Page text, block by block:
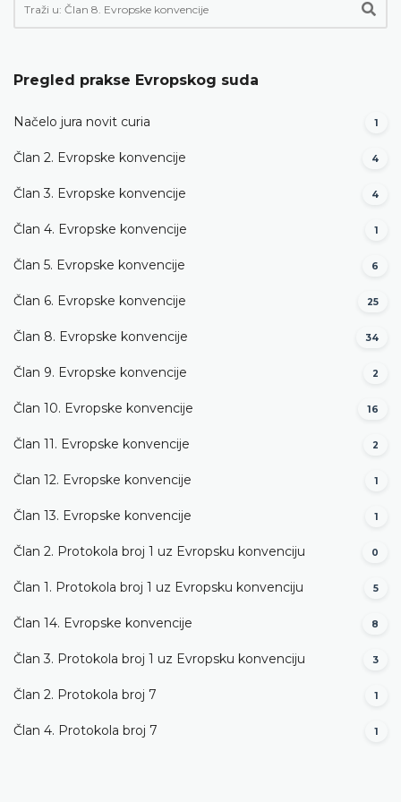
Pregled prakse Evropskog suda
Načelo jura novit curia 1
Član 2. Evropske konvencije 4
Član 3. Evropske konvencije 4
Član 4. Evropske konvencije 1
Član 5. Evropske konvencije 6
Član 6. Evropske konvencije 25
Član 8. Evropske konvencije 34
Član 9. Evropske konvencije 2
Član 10. Evropske konvencije 16
Član 11. Evropske konvencije 2
Član 12. Evropske konvencije 1
Član 13. Evropske konvencije 1
Član 2. Protokola broj 1 uz Evropsku konvenciju 0
Član 1. Protokola broj 1 uz Evropsku konvenciju 5
Član 14. Evropske konvencije 8
Član 3. Protokola broj 1 uz Evropsku konvenciju 3
Član 2. Protokola broj 7 1
Član 4. Protokola broj 7 1